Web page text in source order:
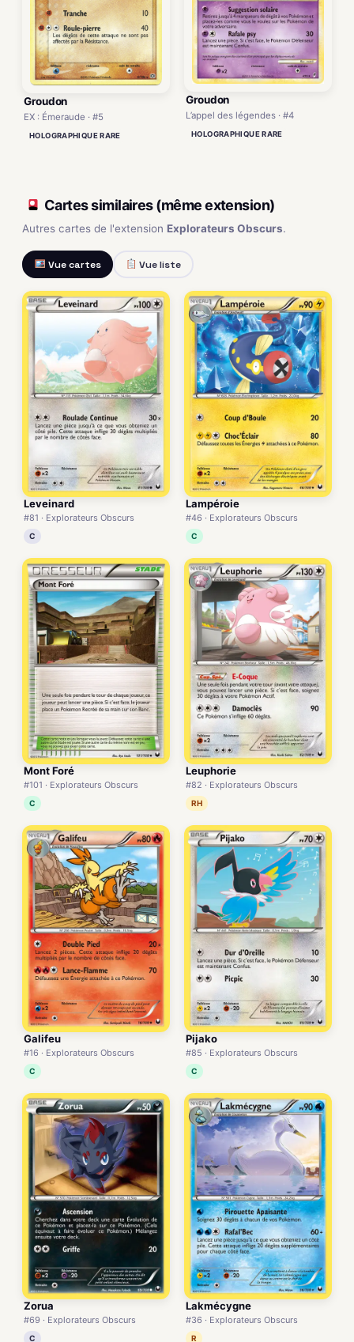
Groudon
EX : Émeraude · #5
HOLOGRAPHIQUE RARE
Groudon
L’appel des légendes · #4
HOLOGRAPHIQUE RARE
Cartes similaires (même extension)
Autres cartes de l'extension Explorateurs Obscurs.
Vue cartes Vue liste
Leveinard
#81 · Explorateurs Obscurs
C
Lampéroie
#46 · Explorateurs Obscurs
C
Mont Foré
#101 · Explorateurs Obscurs
C
Leuphorie
#82 · Explorateurs Obscurs
RH
Galifeu
#16 · Explorateurs Obscurs
C
Pijako
#85 · Explorateurs Obscurs
C
Zorua
#69 · Explorateurs Obscurs
C
Lakmécygne
#36 · Explorateurs Obscurs
R